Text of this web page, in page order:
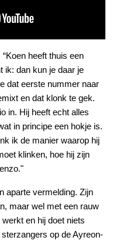
heeft thuis een
ik: dan kun je daar je
dat eerste nummer naar
en dat klonk te gek.
in. Hij heeft echt alles
in principe een hokje is.
ik de manier waarop hij
klinken, hoe hij zijn
aparte vermelding. Zijn
maar wel met een rauw
en hij doet niets
op de Ayreon-